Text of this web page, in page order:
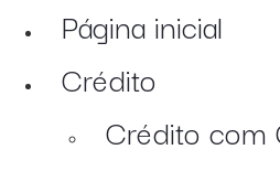
Página inicial
Crédito
Crédito com